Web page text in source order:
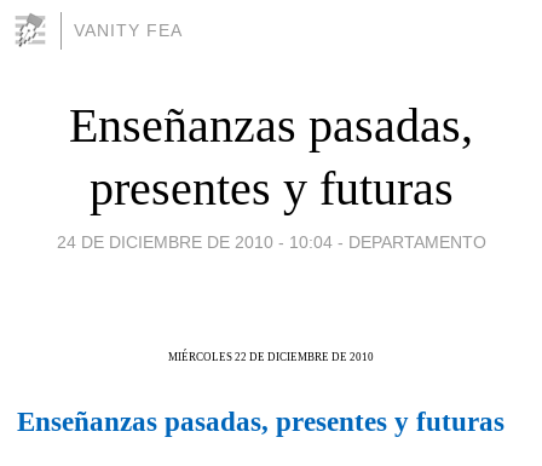
VANITY FEA
Enseñanzas pasadas,
presentes y futuras
24 DE DICIEMBRE DE 2010 - 10:04 - DEPARTAMENTO
MIÉRCOLES 22 DE DICIEMBRE DE 2010
Enseñanzas pasadas, presentes y futuras